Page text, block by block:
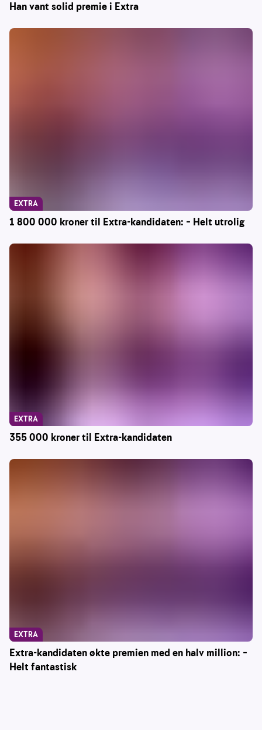
Han vant solid premie i Extra
1 800 000 kroner til Extra-kandidaten: – Helt utrolig
EXTRA
355 000 kroner til Extra-kandidaten
EXTRA
Extra-kandidaten økte premien med en halv million: –
Helt fantastisk
EXTRA